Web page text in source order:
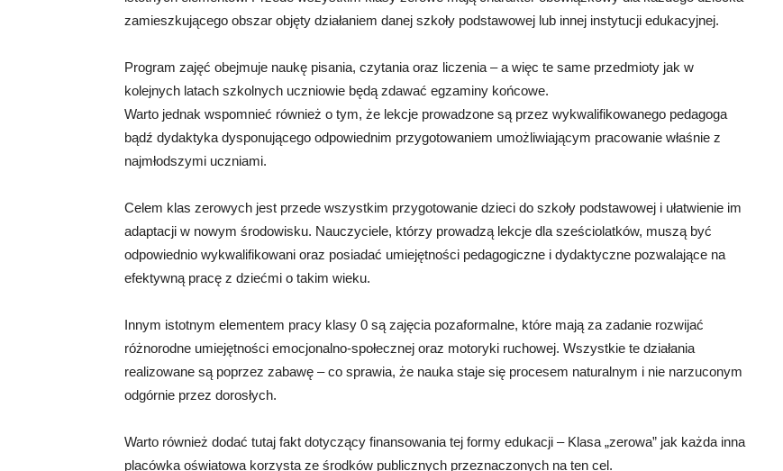
zamieszkującego obszar objęty działaniem danej szkoły podstawowej lub innej instytucji edukacyjnej.
Program zajęć obejmuje naukę pisania, czytania oraz liczenia – a więc te same przedmioty jak w
kolejnych latach szkolnych uczniowie będą zdawać egzaminy końcowe.
Warto jednak wspomnieć również o tym, że lekcje prowadzone są przez wykwalifikowanego pedagoga
bądź dydaktyka dysponującego odpowiednim przygotowaniem umożliwiającym pracowanie właśnie z
najmłodszymi uczniami.
Celem klas zerowych jest przede wszystkim przygotowanie dzieci do szkoły podstawowej i ułatwienie im
adaptacji w nowym środowisku. Nauczyciele, którzy prowadzą lekcje dla sześciolatków, muszą być
odpowiednio wykwalifikowani oraz posiadać umiejętności pedagogiczne i dydaktyczne pozwalające na
efektywną pracę z dziećmi o takim wieku.
Innym istotnym elementem pracy klasy 0 są zajęcia pozaformalne, które mają za zadanie rozwijać
różnorodne umiejętności emocjonalno-społecznej oraz motoryki ruchowej. Wszystkie te działania
realizowane są poprzez zabawę – co sprawia, że nauka staje się procesem naturalnym i nie narzuconym
odgórnie przez dorosłych.
Warto również dodać tutaj fakt dotyczący finansowania tej formy edukacji – Klasa „zerowa” jak każda inna
placówka oświatowa korzysta ze środków publicznych przeznaczonych na ten cel.